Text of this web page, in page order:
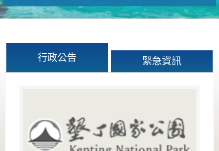
行政公告 緊急資訊